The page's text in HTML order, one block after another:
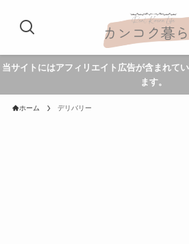
当サイトにはアフィリエイト広告が含まれて
ます。
ホーム デリバリー